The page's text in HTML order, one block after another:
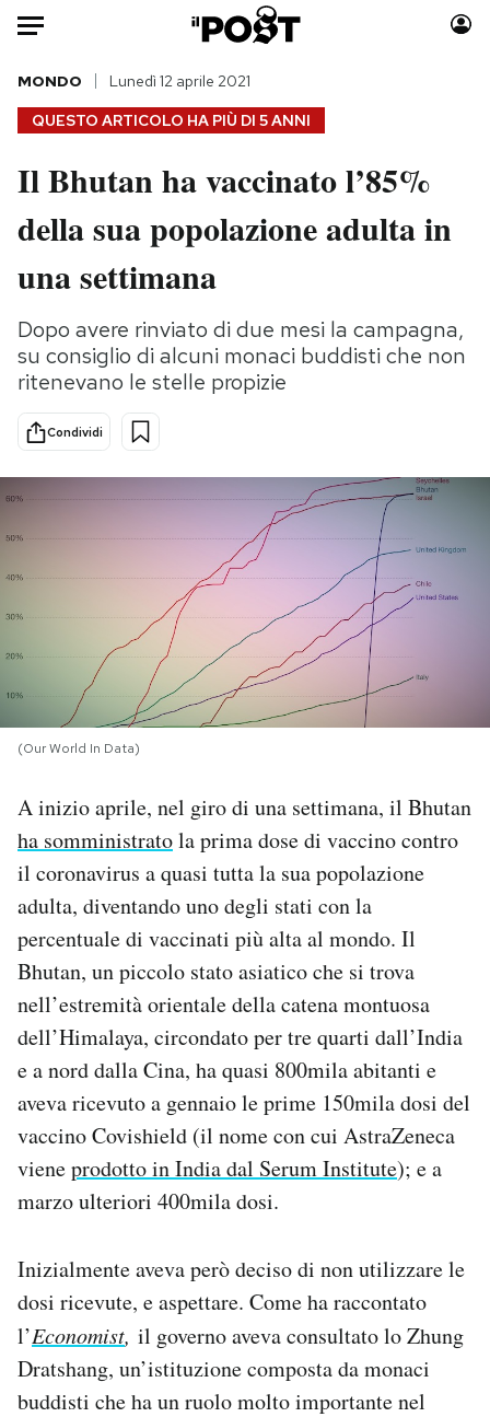
Auto
HOME
Italia
Politica
Tecnologia
Scienza
Cultura
Sport
Moda
Consumismi
Media
PODCAST
I MIEI PREFERITI
SHOP
CALENDARIO
Area Personale
Newsletter
Notifiche mobile
Regala il Post
Hai bisogno di aiuto?
Esci
QUESTO ARTICOLO HA PIÙ DI 5 ANNI
MONDO Lunedì 12 aprile 2021
Il Bhutan ha vaccinato l’85%
della sua popolazione adulta in
una settimana
Dopo avere rinviato di due mesi la campagna,
su consiglio di alcuni monaci buddisti che non
ritenevano le stelle propizie
Condividi
(Our World In Data)
A inizio aprile, nel giro di una settimana, il Bhutan
ha somministratola prima dose di vaccino contro
il coronavirus a quasi tutta la sua popolazione
adulta, diventando uno degli stati con la
percentuale di vaccinati più alta al mondo. Il
Bhutan, un piccolo stato asiatico che si trova
nell’estremità orientale della catena montuosa
dell’Himalaya, circondato per tre quarti dall’India
e a nord dalla Cina, ha quasi 800mila abitanti e
aveva ricevuto a gennaio le prime 150mila dosi del
vaccino Covishield (il nome con cui AstraZeneca
vieneprodotto in India dal Serum Institute); e a
marzo ulteriori 400mila dosi.
Inizialmente aveva però deciso di non utilizzare le
dosi ricevute, e aspettare. Come ha raccontato
l’Economist, il governo aveva consultato lo Zhung
Dratshang, un’istituzione composta da monaci
buddisti che ha un ruolo molto importante nel